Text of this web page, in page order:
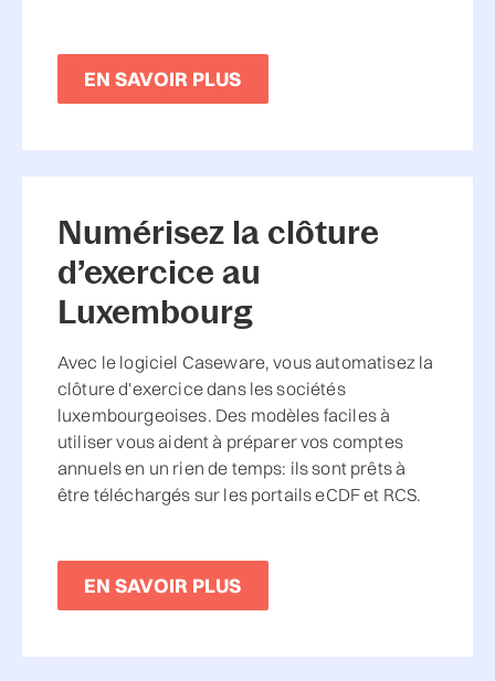
EN SAVOIR PLUS
Numérisez la clôture
d’exercice au
Luxembourg
Avec le logiciel Caseware, vous automatisez la
clôture d'exercice dans les sociétés
luxembourgeoises. Des modèles faciles à
utiliser vous aident à préparer vos comptes
annuels en un rien de temps: ils sont prêts à
être téléchargés sur les portails eCDF et RCS.
EN SAVOIR PLUS